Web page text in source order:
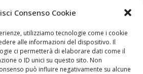
Consenso Cookie
utilizziamo tecnologie come i cookie
alle informazioni del dispositivo. Il
ci permetterà di elaborare dati come il
o ID unici su questo sito. Non
può influire negativamente su alcune